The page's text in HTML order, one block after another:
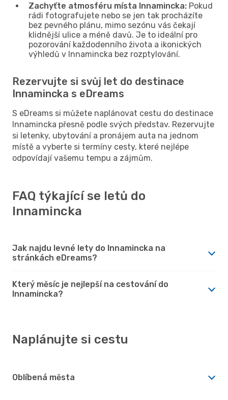
Zachyťte atmosféru místa Innamincka: Pokud
rádi fotografujete nebo se jen tak procházíte
bez pevného plánu, mimo sezónu vás čekají
klidnější ulice a méně davů. Je to ideální pro
pozorování každodenního života a ikonických
výhledů v Innamincka bez rozptylování.
Rezervujte si svůj let do destinace
Innamincka s eDreams
S eDreams si můžete naplánovat cestu do destinace
Innamincka přesně podle svých představ. Rezervujte
si letenky, ubytování a pronájem auta na jednom
místě a vyberte si termíny cesty, které nejlépe
odpovídají vašemu tempu a zájmům.
FAQ týkající se letů do
Innamincka
Jak najdu levné lety do Innamincka na
stránkách eDreams?
Který měsíc je nejlepší na cestování do
Innamincka?
Naplánujte si cestu
Oblíbená města